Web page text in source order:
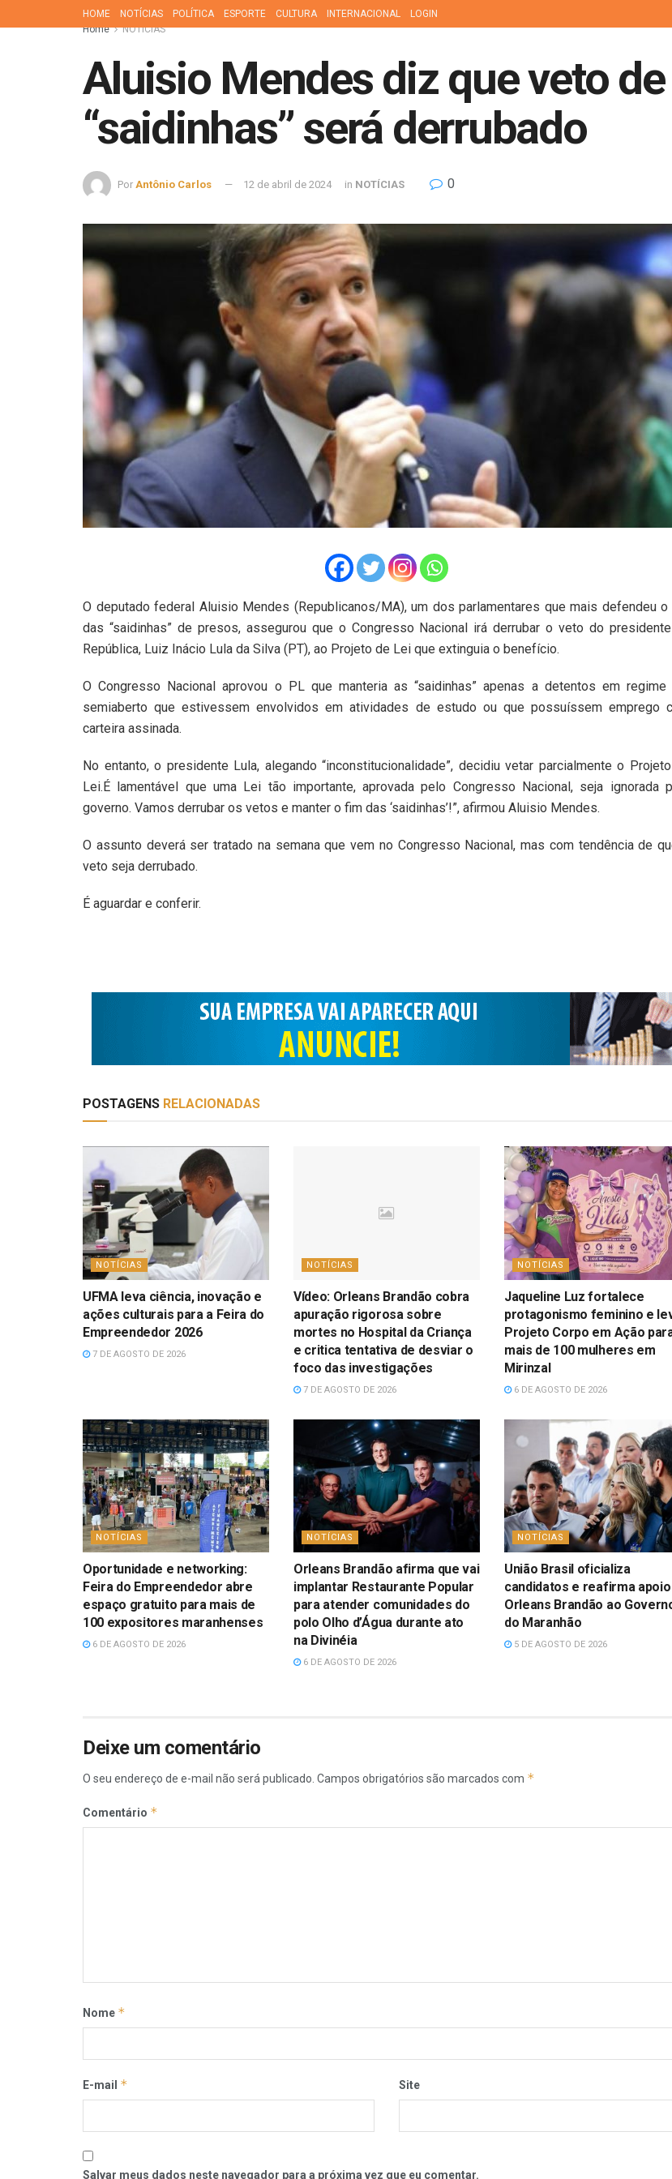
HOME NOTÍCIAS POLÍTICA ESPORTE CULTURA INTERNACIONAL LOGIN
Home
NOTÍCIAS
Aluisio Mendes diz que veto
“saidinhas” será derrubado
Por Antônio Carlos 12 de abril de 2024 in NOTÍCIAS 0
O deputado federal Aluisio Mendes (Republicanos/MA), um dos parlamentares que mais defendeu
das “saidinhas” de presos, assegurou que o Congresso Nacional irá derrubar o veto do
República, Luiz Inácio Lula da Silva (PT), ao Projeto de Lei que extinguia o benefício.
O Congresso Nacional aprovou o PL que manteria as “saidinhas” apenas a detentos em regime
semiaberto que estivessem envolvidos em atividades de estudo ou que possuíssem emprego
carteira assinada.
No entanto, o presidente Lula, alegando “inconstitucionalidade”, decidiu vetar parcialmente o
Lei.É lamentável que uma Lei tão importante, aprovada pelo Congresso Nacional, seja ignorada
governo. Vamos derrubar os vetos e manter o fim das ‘saidinhas’!”, afirmou Aluisio Mendes.
O assunto deverá ser tratado na semana que vem no Congresso Nacional, mas com tendência de
veto seja derrubado.
É aguardar e conferir.
POSTAGENS RELACIONADAS
NOTÍCIAS
UFMA leva ciência, inovação e
ações culturais para a Feira do
Empreendedor 2026
7 DE AGOSTO DE 2026
NOTÍCIAS
Vídeo: Orleans Brandão cobra
apuração rigorosa sobre
mortes no Hospital da Criança
e critica tentativa de desviar o
foco das investigações
7 DE AGOSTO DE 2026
NOTÍCIAS
Jaqueline Luz fortalece
protagonismo feminino e
Projeto Corpo em Ação
mais de 100 mulheres em
Mirinzal
6 DE AGOSTO DE 2026
NOTÍCIAS
Oportunidade e networking:
Feira do Empreendedor abre
espaço gratuito para mais de
100 expositores maranhenses
6 DE AGOSTO DE 2026
NOTÍCIAS
Orleans Brandão afirma que vai
implantar Restaurante Popular
para atender comunidades do
polo Olho d’Água durante ato
na Divinéia
6 DE AGOSTO DE 2026
NOTÍCIAS
União Brasil oficializa
candidatos e reafirma
Orleans Brandão ao
do Maranhão
5 DE AGOSTO DE 2026
Deixe um comentário
O seu endereço de e-mail não será publicado. Campos obrigatórios são marcados com *
Comentário *
Nome *
E-mail * Site
Salvar meus dados neste navegador para a próxima vez que eu comentar.